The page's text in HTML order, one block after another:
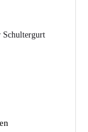
Schultergurt